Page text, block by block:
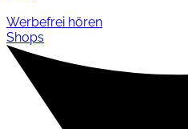
Werbefrei hören
Shops